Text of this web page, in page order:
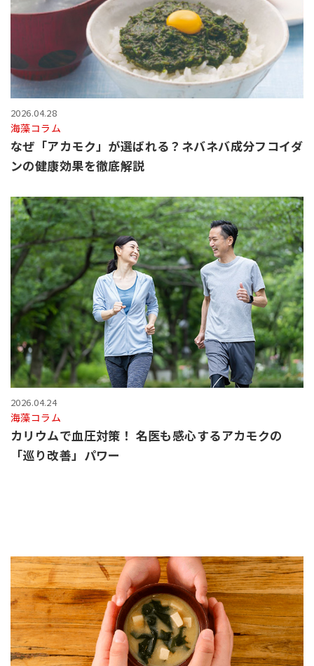
2026.04.28
海藻コラム
なぜ「アカモク」が選ばれる？ネバネバ成分フコイダ
ンの健康効果を徹底解説
2026.04.24
海藻コラム
カリウムで血圧対策！ 名医も感心するアカモクの
「巡り改善」パワー